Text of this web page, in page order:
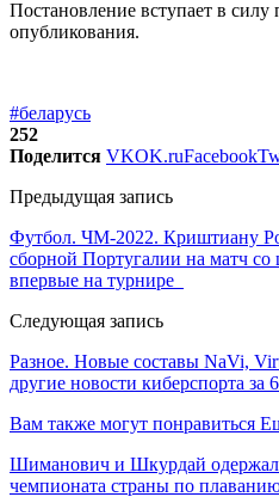
Постановление вступает в силу
опубликования.
#беларусь
252
Поделится VKOK.ruFacebook
Предыдущая запись
Футбол. ЧМ-2022. Криштиану
сборной Португалии на матч
впервые на турнире
Следующая запись
Разное. Новые составы NaVi,
другие новости киберспорта за
Вам также могут понравиться
Шиманович и Шкурдай
чемпионата страны по